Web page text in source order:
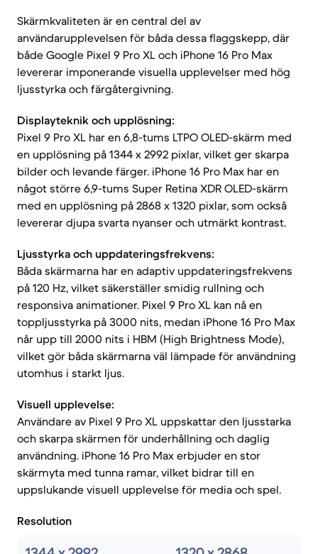
Skärmkvaliteten är en central del av
användarupplevelsen för båda dessa flaggskepp, där
både Google Pixel 9 Pro XL och iPhone 16 Pro Max
levererar imponerande visuella upplevelser med hög
ljusstyrka och färgåtergivning.
Displayteknik och upplösning:
Pixel 9 Pro XL har en 6,8-tums LTPO OLED-skärm med
en upplösning på 1344 x 2992 pixlar, vilket ger skarpa
bilder och levande färger. iPhone 16 Pro Max har en
något större 6,9-tums Super Retina XDR OLED-skärm
med en upplösning på 2868 x 1320 pixlar, som också
levererar djupa svarta nyanser och utmärkt kontrast.
Ljusstyrka och uppdateringsfrekvens:
Båda skärmarna har en adaptiv uppdateringsfrekvens
på 120 Hz, vilket säkerställer smidig rullning och
responsiva animationer. Pixel 9 Pro XL kan nå en
toppljusstyrka på 3000 nits, medan iPhone 16 Pro Max
når upp till 2000 nits i HBM (High Brightness Mode),
vilket gör båda skärmarna väl lämpade för användning
utomhus i starkt ljus.
Visuell upplevelse:
Användare av Pixel 9 Pro XL uppskattar den ljusstarka
och skarpa skärmen för underhållning och daglig
användning. iPhone 16 Pro Max erbjuder en stor
skärmyta med tunna ramar, vilket bidrar till en
uppslukande visuell upplevelse för media och spel.
Resolution